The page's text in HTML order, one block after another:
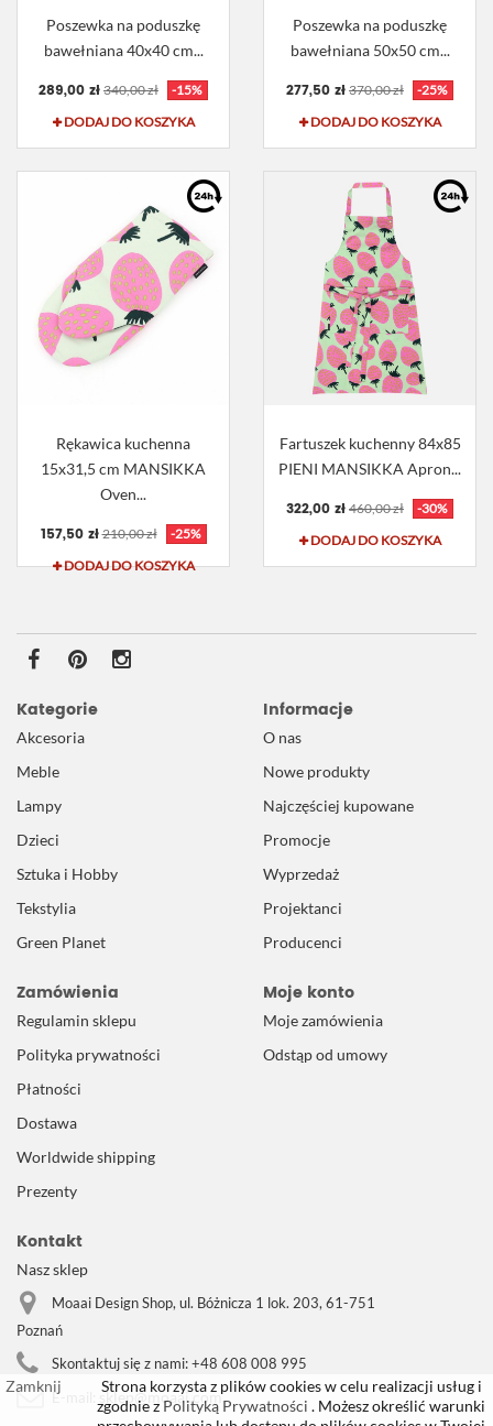
Poszewka na poduszkę
bawełniana 40x40 cm...
289,00 zł 340,00 zł
-15%
DODAJ DO KOSZYKA
Poszewka na poduszkę
bawełniana 50x50 cm...
277,50 zł 370,00 zł
-25%
DODAJ DO KOSZYKA
Rękawica kuchenna
15x31,5 cm MANSIKKA
Oven...
157,50 zł 210,00 zł
-25%
DODAJ DO KOSZYKA
Fartuszek kuchenny 84x85
PIENI MANSIKKA Apron...
322,00 zł 460,00 zł
-30%
DODAJ DO KOSZYKA
Kategorie
Akcesoria
Meble
Lampy
Dzieci
Sztuka i Hobby
Tekstylia
Green Planet
Informacje
O nas
Nowe produkty
Najczęściej kupowane
Promocje
Wyprzedaż
Projektanci
Producenci
Zamówienia
Regulamin sklepu
Polityka prywatności
Płatności
Dostawa
Worldwide shipping
Prezenty
Moje konto
Moje zamówienia
Odstąp od umowy
Kontakt
Nasz sklep
Moaai Design Shop, ul. Bóżnicza 1 lok. 203, 61-751
Poznań
Skontaktuj się z nami:+48 608 008 995
E-mail:
sklep@moaai.com
Zamknij
Strona korzysta z plików cookies w celu realizacji usług i
zgodnie z Polityką Prywatności . Możesz określić warunki